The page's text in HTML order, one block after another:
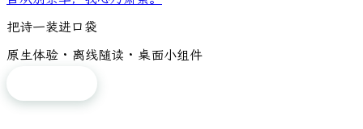
把诗一装进口袋
原生体验 · 离线随读 · 桌面小组件